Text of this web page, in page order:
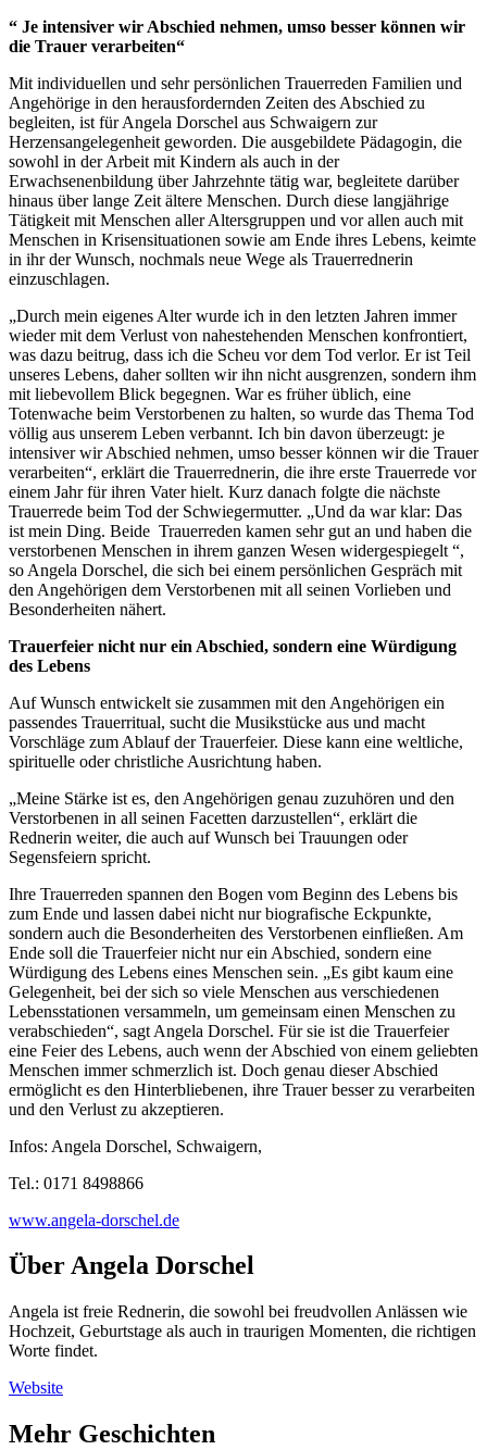
“ Je intensiver wir Abschied nehmen, umso besser können wir
die Trauer verarbeiten“
Mit individuellen und sehr persönlichen Trauerreden Familien und
Angehörige in den herausfordernden Zeiten des Abschied zu
begleiten, ist für Angela Dorschel aus Schwaigern zur
Herzensangelegenheit geworden. Die ausgebildete Pädagogin, die
sowohl in der Arbeit mit Kindern als auch in der
Erwachsenenbildung über Jahrzehnte tätig war, begleitete darüber
hinaus über lange Zeit ältere Menschen. Durch diese langjährige
Tätigkeit mit Menschen aller Altersgruppen und vor allen auch mit
Menschen in Krisensituationen sowie am Ende ihres Lebens, keimte
in ihr der Wunsch, nochmals neue Wege als Trauerrednerin
einzuschlagen.
„Durch mein eigenes Alter wurde ich in den letzten Jahren immer
wieder mit dem Verlust von nahestehenden Menschen konfrontiert,
was dazu beitrug, dass ich die Scheu vor dem Tod verlor. Er ist Teil
unseres Lebens, daher sollten wir ihn nicht ausgrenzen, sondern ihm
mit liebevollem Blick begegnen. War es früher üblich, eine
Totenwache beim Verstorbenen zu halten, so wurde das Thema Tod
völlig aus unserem Leben verbannt. Ich bin davon überzeugt: je
intensiver wir Abschied nehmen, umso besser können wir die Trauer
verarbeiten“, erklärt die Trauerrednerin, die ihre erste Trauerrede vor
einem Jahr für ihren Vater hielt. Kurz danach folgte die nächste
Trauerrede beim Tod der Schwiegermutter. „Und da war klar: Das
ist mein Ding. Beide Trauerreden kamen sehr gut an und haben die
verstorbenen Menschen in ihrem ganzen Wesen widergespiegelt “,
so Angela Dorschel, die sich bei einem persönlichen Gespräch mit
den Angehörigen dem Verstorbenen mit all seinen Vorlieben und
Besonderheiten nähert.
Trauerfeier nicht nur ein Abschied, sondern eine Würdigung
des Lebens
Auf Wunsch entwickelt sie zusammen mit den Angehörigen ein
passendes Trauerritual, sucht die Musikstücke aus und macht
Vorschläge zum Ablauf der Trauerfeier. Diese kann eine weltliche,
spirituelle oder christliche Ausrichtung haben.
„Meine Stärke ist es, den Angehörigen genau zuzuhören und den
Verstorbenen in all seinen Facetten darzustellen“, erklärt die
Rednerin weiter, die auch auf Wunsch bei Trauungen oder
Segensfeiern spricht.
Ihre Trauerreden spannen den Bogen vom Beginn des Lebens bis
zum Ende und lassen dabei nicht nur biografische Eckpunkte,
sondern auch die Besonderheiten des Verstorbenen einfließen. Am
Ende soll die Trauerfeier nicht nur ein Abschied, sondern eine
Würdigung des Lebens eines Menschen sein. „Es gibt kaum eine
Gelegenheit, bei der sich so viele Menschen aus verschiedenen
Lebensstationen versammeln, um gemeinsam einen Menschen zu
verabschieden“, sagt Angela Dorschel. Für sie ist die Trauerfeier
eine Feier des Lebens, auch wenn der Abschied von einem geliebten
Menschen immer schmerzlich ist. Doch genau dieser Abschied
ermöglicht es den Hinterbliebenen, ihre Trauer besser zu verarbeiten
und den Verlust zu akzeptieren.
Infos: Angela Dorschel, Schwaigern,
Tel.: 0171 8498866
www.angela-dorschel.de
ÜberAngela Dorschel
Angela ist freie Rednerin, die sowohl bei freudvollen Anlässen wie
Hochzeit, Geburtstage als auch in traurigen Momenten, die richtigen
Worte findet.
Website
Mehr Geschichten